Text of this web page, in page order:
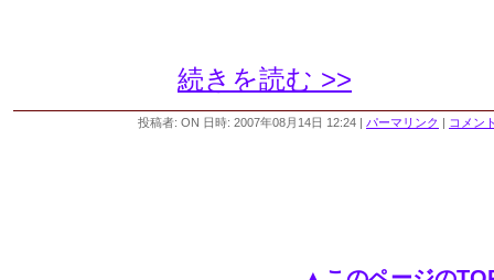
続きを読む >>
投稿者: ON 日時: 2007年08月14日 12:24 | パーマリンク | コメン